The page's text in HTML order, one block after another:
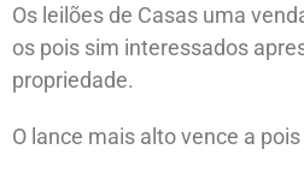
Os leilões de Casas uma
os pois sim interessados
propriedade.
O lance mais alto vence a